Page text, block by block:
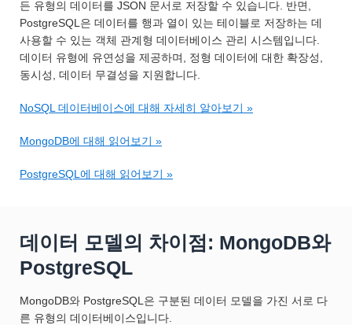
든 유형의 데이터를 JSON 문서로 저장할 수 있습니다. 반면,
PostgreSQL은 데이터를 행과 열이 있는 테이블로 저장하는 데
사용할 수 있는 객체 관계형 데이터베이스 관리 시스템입니다.
데이터 유형에 유연성을 제공하며, 정형 데이터에 대한 확장성,
동시성, 데이터 무결성을 지원합니다.
NoSQL 데이터베이스에 대해 자세히 알아보기 »
MongoDB에 대해 읽어보기 »
PostgreSQL에 대해 읽어보기 »
데이터 모델의 차이점: MongoDB와
PostgreSQL
MongoDB와 PostgreSQL은 구분된 데이터 모델을 가진 서로 다
른 유형의 데이터베이스입니다.